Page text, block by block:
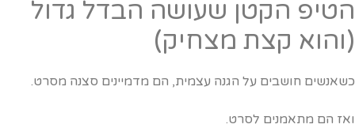
הקטן שעושה הבדל גדול
קצת מצחיק)
חושבים על הגנה עצמית, הם מדמיינים סצנה מסרט.
הם מתאמנים לסרט.